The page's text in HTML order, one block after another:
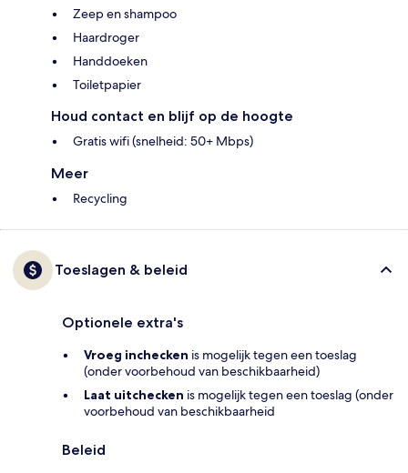
Zeep en shampoo
Haardroger
Handdoeken
Toiletpapier
Houd contact en blijf op de hoogte
Gratis wifi (snelheid: 50+ Mbps)
Meer
Recycling
Toeslagen & beleid
Optionele extra's
Vroeg inchecken is mogelijk tegen een toeslag
(onder voorbehoud van beschikbaarheid)
Laat uitchecken is mogelijk tegen een toeslag (onder
voorbehoud van beschikbaarheid
Beleid